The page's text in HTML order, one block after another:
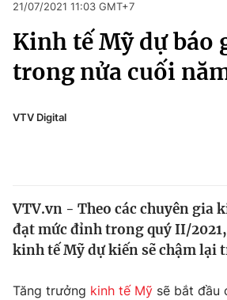
Chuyên mục
Chính trị
Thế giới
Kinh tế
Pháp luật
Kinh tế
Thể thao
Truyền hình
Y tế
21/07/2021 11:03 GMT+7
Kinh tế Mỹ dự báo
trong nửa cuối
VTV Digital
VTV.vn - Theo các chuyên gia
đạt mức đỉnh trong quý II/
kinh tế Mỹ dự kiến sẽ chậm lại
Tăng trưởng kinh tế Mỹ sẽ bắt đầu